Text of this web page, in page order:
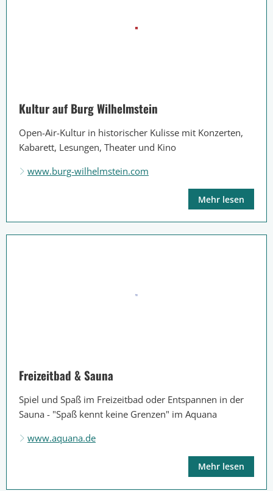
Kultur auf Burg Wilhelmstein
Open-Air-Kultur in historischer Kulisse mit Konzerten,
Kabarett, Lesungen, Theater und Kino
www.burg-wilhelmstein.com
Mehr lesen
Freizeitbad & Sauna
Spiel und Spaß im Freizeitbad oder Entspannen in der
Sauna - "Spaß kennt keine Grenzen" im Aquana
www.aquana.de
Mehr lesen